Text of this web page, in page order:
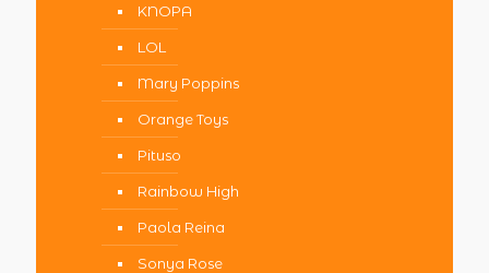
KNOPA
LOL
Mary Poppins
Orange Toys
Pituso
Rainbow High
Paola Reina
Sonya Rose